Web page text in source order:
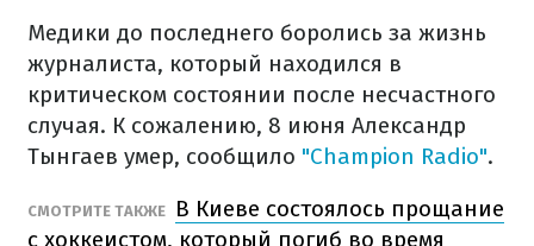
Медики до последнего боролись за жизнь
журналиста, который находился в
критическом состоянии после несчастного
случая. К сожалению, 8 июня Александр
Тынгаев умер, сообщило "Champion Radio".
СМОТРИТЕ ТАКЖЕ
В Киеве состоялось прощание
с хоккеистом, который погиб во время